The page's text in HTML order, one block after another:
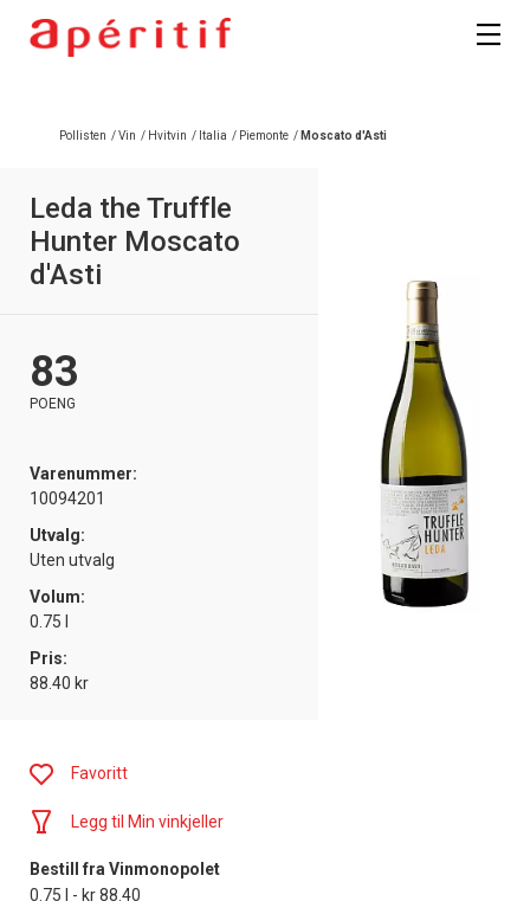
Pollisten /Vin / Hvitvin / Italia / Piemonte / Moscato d'Asti
Leda the Truffle
Hunter Moscato
d'Asti
83
POENG
Varenummer:
10094201
Utvalg:
Uten utvalg
Volum:
0.75 l
Pris:
88.40 kr
Favoritt
Legg til Min vinkjeller
Bestill fra Vinmonopolet
0.75 l - kr 88.40